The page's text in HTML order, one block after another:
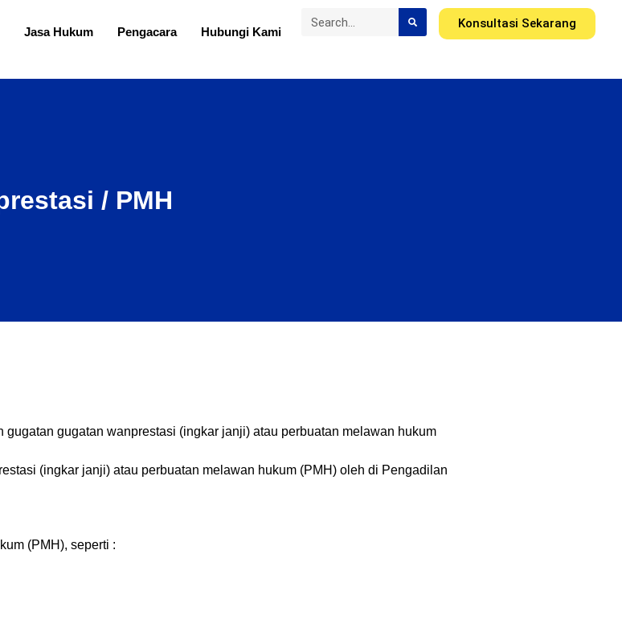
Jasa Hukum Pengacara Hubungi Kami
Konsultasi Sekarang
/ PMH
gugatan gugatan wanprestasi (ingkar janji) atau perbuatan melawan hukum
(ingkar janji) atau perbuatan melawan hukum (PMH) oleh di Pengadilan
(PMH), seperti :